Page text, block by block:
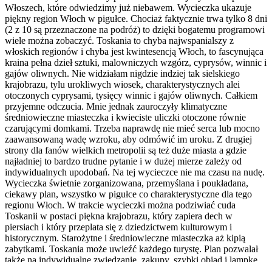
Włoszech, które odwiedzimy już niebawem. Wycieczka ukazuje
piękny region Włoch w pigułce. Chociaż faktycznie trwa tylko 8 dni
(2 z 10 są przeznaczone na podróż) to dzięki bogatemu programowi
wiele można zobaczyć. Toskania to chyba najwspanialszy z
włoskich regionów i chyba jest kwintesencją Włoch, to fascynująca
kraina pełna dzieł sztuki, malowniczych wzgórz, cyprysów, winnic i
gajów oliwnych. Nie widziałam nigdzie indziej tak sielskiego
krajobrazu, tylu urokliwych wiosek, charakterystycznych alei
otoczonych cyprysami, tysięcy winnic i gajów oliwnych. Całkiem
przyjemne odczucia. Mnie jednak zauroczyły klimatyczne
średniowieczne miasteczka i kwieciste uliczki otoczone równie
czarującymi domkami. Trzeba naprawdę nie mieć serca lub mocno
zaawansowaną wadę wzroku, aby odmówić im uroku. Z drugiej
strony dla fanów wielkich metropolii są też duże miasta a gdzie
najładniej to bardzo trudne pytanie i w dużej mierze zależy od
indywidualnych upodobań. Na tej wycieczce nie ma czasu na nudę.
Wycieczka świetnie zorganizowana, przemyślana i poukładana,
ciekawy plan, wszystko w pigułce co charakterystyczne dla tego
regionu Włoch. W trakcie wycieczki można podziwiać cuda
Toskanii w postaci piękna krajobrazu, który zapiera dech w
piersiach i który przeplata się z dziedzictwem kulturowym i
historycznym. Starożytne i średniowieczne miasteczka aż kipią
zabytkami. Toskania może uwieźć każdego turystę. Plan pozwalał
także na indywidualne zwiedzanie, zakupy, szybki obiad i lampkę